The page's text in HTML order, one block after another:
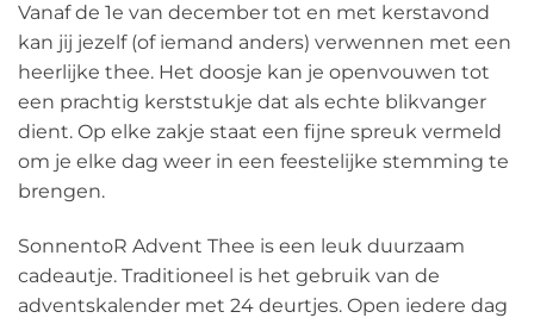
Vanaf de 1e van december tot en met kerstavond
kan jij jezelf (of iemand anders) verwennen met een
heerlijke thee. Het doosje kan je openvouwen tot
een prachtig kerststukje dat als echte blikvanger
dient. Op elke zakje staat een fijne spreuk vermeld
om je elke dag weer in een feestelijke stemming te
brengen.
SonnentoR Advent Thee is een leuk duurzaam
cadeautje. Traditioneel is het gebruik van de
adventskalender met 24 deurtjes. Open iedere dag